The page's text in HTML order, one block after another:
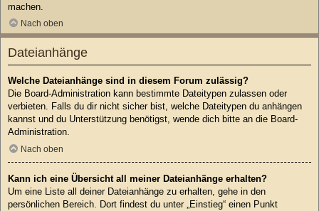
machen.
Nach oben
Dateianhänge
Welche Dateianhänge sind in diesem Forum zulässig?
Die Board-Administration kann bestimmte Dateitypen zulassen oder
verbieten. Falls du dir nicht sicher bist, welche Dateitypen du anhängen
kannst und du Unterstützung benötigst, wende dich bitte an die Board-
Administration.
Nach oben
Kann ich eine Übersicht all meiner Dateianhänge erhalten?
Um eine Liste all deiner Dateianhänge zu erhalten, gehe in den
persönlichen Bereich. Dort findest du unter „Einstieg“ einen Punkt